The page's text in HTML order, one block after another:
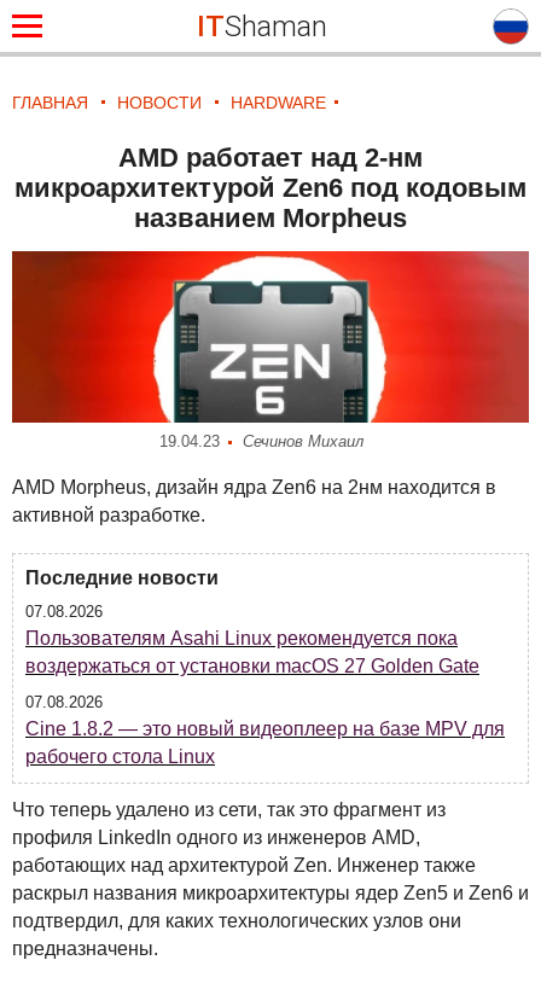
ITShaman
ГЛАВНАЯ НОВОСТИ HARDWARE
AMD работает над 2-нм
микроархитектурой Zen6 под кодовым
названием Morpheus
19.04.23 Сечинов Михаил
AMD Morpheus, дизайн ядра Zen6 на 2нм находится в
активной разработке.
Последние новости
07.08.2026
Пользователям Asahi Linux рекомендуется пока
воздержаться от установки macOS 27 Golden Gate
07.08.2026
Cine 1.8.2 — это новый видеоплеер на базе MPV для
рабочего стола Linux
Что теперь удалено из сети, так это фрагмент из
профиля LinkedIn одного из инженеров AMD,
работающих над архитектурой Zen. Инженер также
раскрыл названия микроархитектуры ядер Zen5 и Zen6 и
подтвердил, для каких технологических узлов они
предназначены.